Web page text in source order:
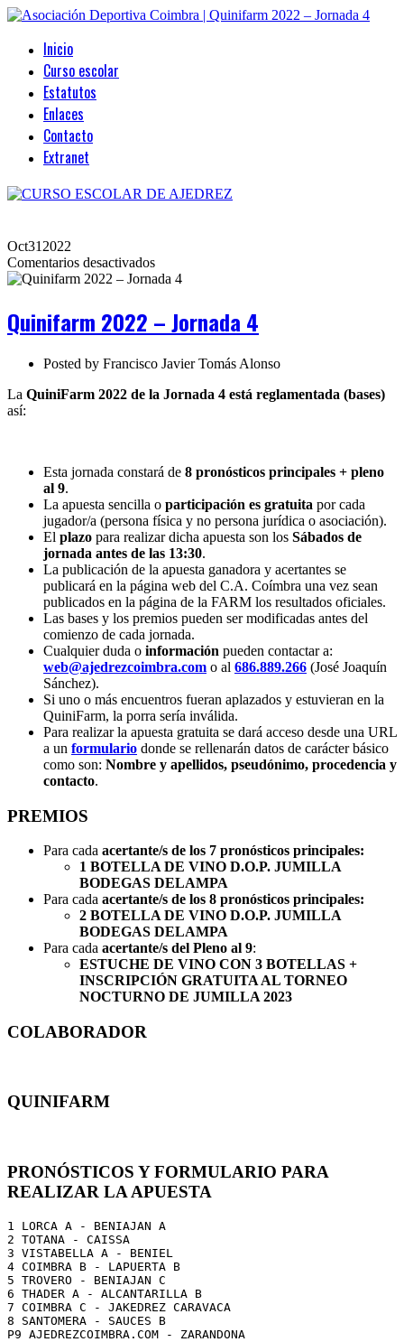
Inicio
Curso escolar
Estatutos
Enlaces
Contacto
Extranet
Oct31 2022
Comentarios desactivadosen
Quinifarm
Jornada
Quinifarm 2022 – Jornada 4
Posted by Francisco Javier Tomás Alonso
La QuiniFarm 2022 de la Jornada 4 está reglamentada (bases)
así:
Esta jornada constará de 8 pronósticos principales + pleno
al 9.
La apuesta sencilla o participación es gratuita por cada
jugador/a (persona física y no persona jurídica o asociación).
El plazo para realizar dicha apuesta son los Sábados de
jornada antes de las 13:30.
La publicación de la apuesta ganadora y acertantes se
publicará en la página web del C.A. Coímbra una vez sean
publicados en la página de la FARM los resultados oficiales.
Las bases y los premios pueden ser modificadas antes del
comienzo de cada jornada.
Cualquier duda o información pueden contactar a:
web@ajedrezcoimbra.com o al 686.889.266 (José Joaquín
Sánchez).
Si uno o más encuentros fueran aplazados y estuvieran en la
QuiniFarm, la porra sería inválida.
Para realizar la apuesta gratuita se dará acceso desde una URL
a un formulario donde se rellenarán datos de carácter básico
como son: Nombre y apellidos, pseudónimo, procedencia y
contacto.
PREMIOS
Para cada acertante/s de los 7 pronósticos principales:
1 BOTELLA DE VINO D.O.P. JUMILLA
BODEGAS DELAMPA
Para cada acertante/s de los 8 pronósticos principales:
2 BOTELLA DE VINO D.O.P. JUMILLA
BODEGAS DELAMPA
Para cada acertante/s del Pleno al 9:
ESTUCHE DE VINO CON 3 BOTELLAS +
INSCRIPCIÓN GRATUITA AL TORNEO
NOCTURNO DE JUMILLA 2023
COLABORADOR
QUINIFARM
PRONÓSTICOS Y FORMULARIO PARA
REALIZAR LA APUESTA
1 LORCA A - BENIAJAN A
2 TOTANA - CAISSA
3 VISTABELLA A - BENIEL
4 COIMBRA B - LAPUERTA B
5 TROVERO - BENIAJAN C
6 THADER A - ALCANTARILLA B
7 COIMBRA C - JAKEDREZ CARAVACA
8 SANTOMERA - SAUCES B
P9 AJEDREZCOIMBRA.COM - ZARANDONA